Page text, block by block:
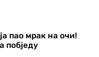
пао мрак на очи!
побједу